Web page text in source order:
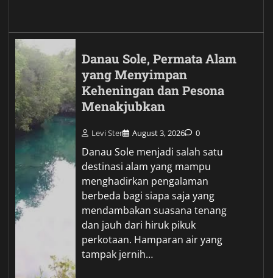
Danau Sole, Permata Alam
yang Menyimpan
Keheningan dan Pesona
Menakjubkan
Levi Ster August 3, 2026 0
Danau Sole menjadi salah satu
destinasi alam yang mampu
menghadirkan pengalaman
berbeda bagi siapa saja yang
mendambakan suasana tenang
dan jauh dari hiruk pikuk
perkotaan. Hamparan air yang
tampak jernih…